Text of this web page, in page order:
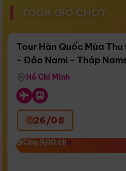
TOUR GIỜ CHÓT
Còn16 ngày 18:46:03
Bay Sun Phuquoc
Tour Hàn Quốc Mùa
- Đảo Nami - Tháp
Airways)
Hồ Chí Minh
26/08
Còn 9/10 chỗ
Còn 9/10 chỗ